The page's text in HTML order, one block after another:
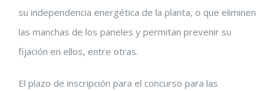
su independencia energética de la planta, o que eliminen
las manchas de los paneles y permitan prevenir su
fijación en ellos, entre otras.
El plazo de inscripción para el concurso para las